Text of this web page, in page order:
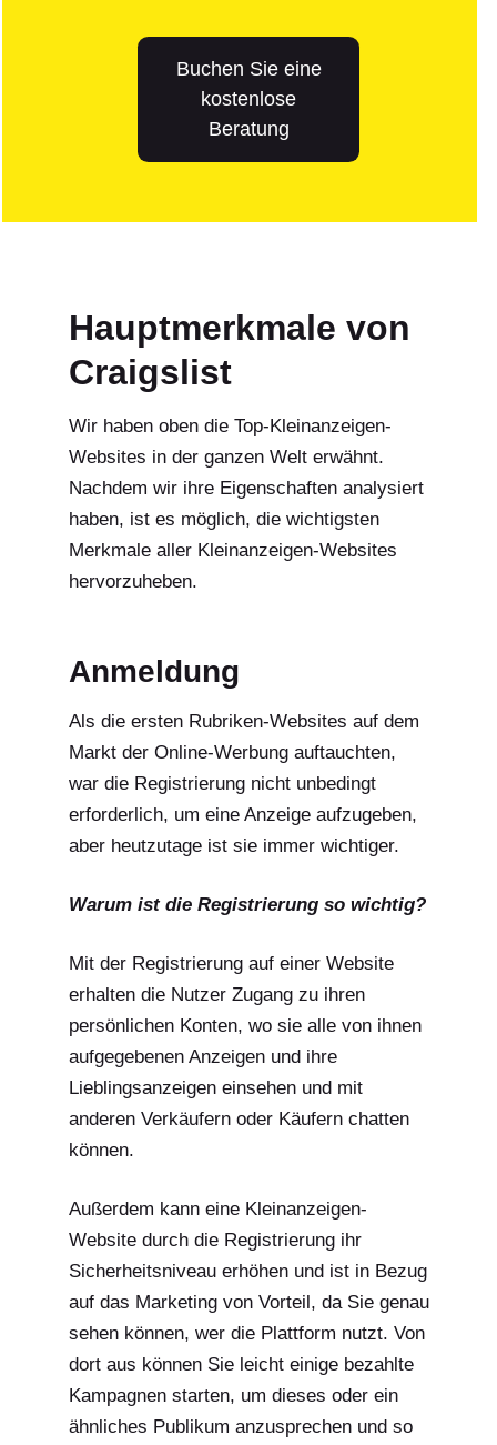
Buchen Sie eine
kostenlose
Beratung
Hauptmerkmale von
Craigslist
Wir haben oben die Top-Kleinanzeigen-
Websites in der ganzen Welt erwähnt.
Nachdem wir ihre Eigenschaften analysiert
haben, ist es möglich, die wichtigsten
Merkmale aller Kleinanzeigen-Websites
hervorzuheben.
Anmeldung
Als die ersten Rubriken-Websites auf dem
Markt der Online-Werbung auftauchten,
war die Registrierung nicht unbedingt
erforderlich, um eine Anzeige aufzugeben,
aber heutzutage ist sie immer wichtiger.
Warum ist die Registrierung so wichtig?
Mit der Registrierung auf einer Website
erhalten die Nutzer Zugang zu ihren
persönlichen Konten, wo sie alle von ihnen
aufgegebenen Anzeigen und ihre
Lieblingsanzeigen einsehen und mit
anderen Verkäufern oder Käufern chatten
können.
Außerdem kann eine Kleinanzeigen-
Website durch die Registrierung ihr
Sicherheitsniveau erhöhen und ist in Bezug
auf das Marketing von Vorteil, da Sie genau
sehen können, wer die Plattform nutzt. Von
dort aus können Sie leicht einige bezahlte
Kampagnen starten, um dieses oder ein
ähnliches Publikum anzusprechen und so